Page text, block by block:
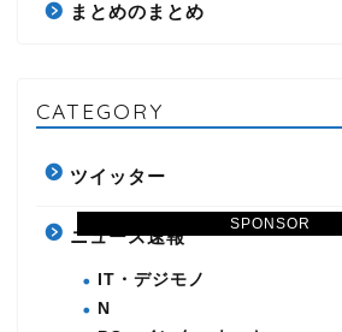
SPONSOR
まとめのまとめ
CATEGORY
ツイッター
ニュース速報
IT・デジモノ
N